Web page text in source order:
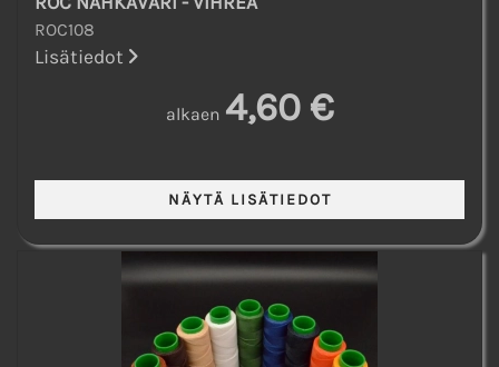
ROC108
Lisätiedot
alkaen 4,60 €